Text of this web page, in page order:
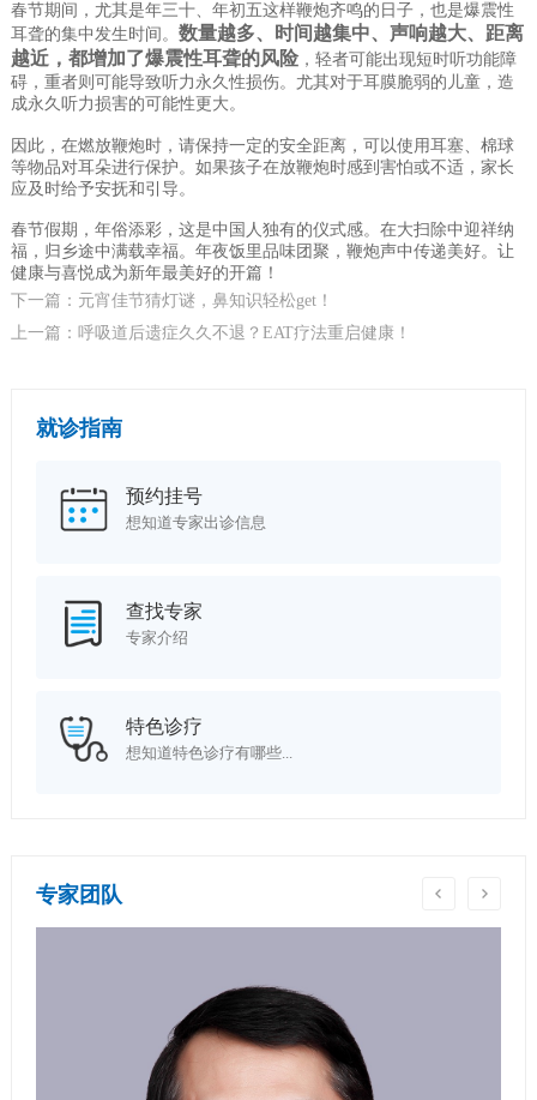
春节期间，尤其是年三十、年初五这样鞭炮齐鸣的日子，也是爆震性
耳聋的集中发生时间。 数量越多、时间越集中、声响越大、距离
越近，都增加了爆震性耳聋的风险，轻者可能出现短时听功能障
碍，重者则可能导致听力永久性损伤。尤其对于耳膜脆弱的儿童，造
成永久听力损害的可能性更大。
因此，在燃放鞭炮时，请保持一定的安全距离，可以使用耳塞、棉球
等物品对耳朵进行保护。如果孩子在放鞭炮时感到害怕或不适，家长
应及时给予安抚和引导。
春节假期，年俗添彩，这是中国人独有的仪式感。在大扫除中迎祥纳
福，归乡途中满载幸福。年夜饭里品味团聚，鞭炮声中传递美好。让
健康与喜悦成为新年最美好的开篇！
下一篇：元宵佳节猜灯谜，鼻知识轻松get！
上一篇：呼吸道后遗症久久不退？EAT疗法重启健康！
就诊指南
预约挂号
想知道专家出诊信息
查找专家
专家介绍
特色诊疗
想知道特色诊疗有哪些...
专家团队